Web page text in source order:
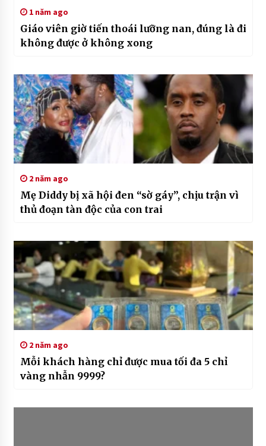
1 năm ago
Giáo viên giờ tiến thoái lưỡng nan, đúng là đi
không được ở không xong
2 năm ago
Mẹ Diddy bị xã hội đen “sờ gáy”, chịu trận vì
thủ đoạn tàn độc của con trai
2 năm ago
Mỗi khách hàng chỉ được mua tối đa 5 chỉ
vàng nhẫn 9999?